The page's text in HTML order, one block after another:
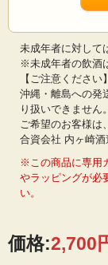
未成年者に対して
※未成年者の飲酒
【ご注意ください】
沖縄・離島への発
り扱いできません。
ご希望のお客様は
合資会社 内ヶ崎
※この商品に専用
やラッピングが必
い。
価格:2,700